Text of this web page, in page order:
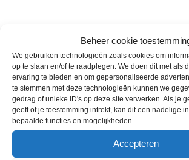
Beheer cookie
We gebruiken technologieën zoals cookies om
op te slaan en/of te raadplegen. We doen dit met als
ervaring te bieden en om gepersonaliseerde
te stemmen met deze technologieën kunnen we
gedrag of unieke ID's op deze site verwerken. Als je
geeft of je toestemming intrekt, kan dit een nadelige
bepaalde functies en mogelijkheden.
Accepteren
3.399,00
prijs
was:
€ 3.399,00.
€2.999,00
is:
€